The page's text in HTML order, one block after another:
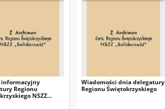
informacyjny
Regionu
NSZZ
Wiadomości dnia delegatury
Regionu Świętokrzyskiego